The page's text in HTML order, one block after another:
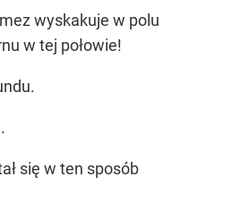
wyskakuje w polu
w tej połowie!
się w ten sposób